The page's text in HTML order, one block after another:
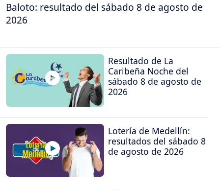
Baloto: resultado del sábado 8 de agosto de
2026
Resultado de La
Caribeña Noche del
sábado 8 de agosto de
2026
Lotería de Medellín:
resultados del sábado 8
de agosto de 2026